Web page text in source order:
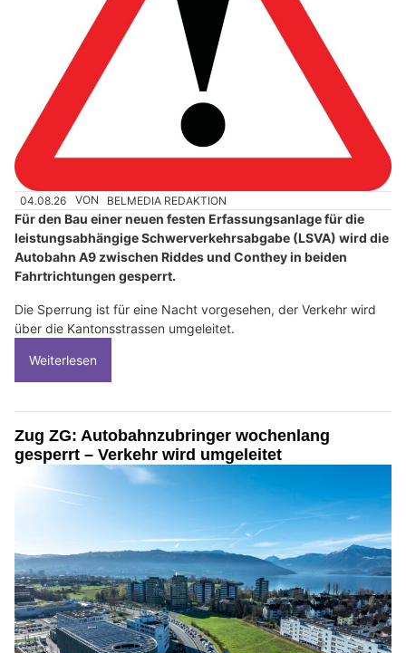
04.08.26 VON BELMEDIA REDAKTION
Für den Bau einer neuen festen Erfassungsanlage für die
leistungsabhängige Schwerverkehrsabgabe (LSVA) wird die
Autobahn A9 zwischen Riddes und Conthey in beiden
Fahrtrichtungen gesperrt.
Die Sperrung ist für eine Nacht vorgesehen, der Verkehr wird
über die Kantonsstrassen umgeleitet.
Weiterlesen
Zug ZG: Autobahnzubringer wochenlang
gesperrt – Verkehr wird umgeleitet